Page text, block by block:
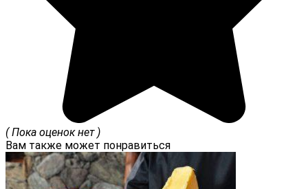
( Пока оценок нет )
Вам также может понравиться